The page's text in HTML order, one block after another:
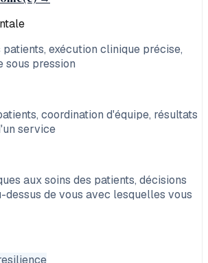
exécution clinique précise,
sous pression
coordination d'équipe, résultats
service
aux soins des patients, décisions
de vous avec lesquelles vous